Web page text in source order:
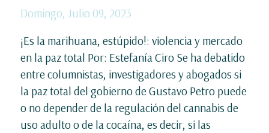
Domingo, Julio 09, 2023
¡Es la marihuana, estúpido!: violencia y mercado
en la paz total Por: Estefanía Ciro Se ha debatido
entre columnistas, investigadores y abogados si
la paz total del gobierno de Gustavo Petro puede
o no depender de la regulación del cannabis de
uso adulto o de la cocaína, es decir, si las